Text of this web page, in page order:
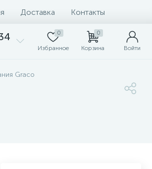
Доставка Контакты
0
Избранное
0
Корзина Войти
Graco